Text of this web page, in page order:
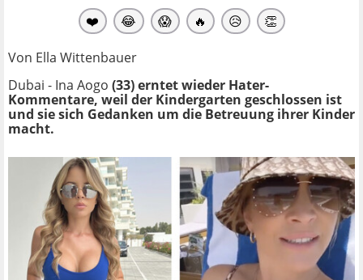
❤️ 😂 😱 🔥 😥 👏
Von Ella Wittenbauer
Dubai - Ina Aogo (33) erntet wieder Hater-
Kommentare, weil der Kindergarten geschlossen ist
und sie sich Gedanken um die Betreuung ihrer Kinder
macht.